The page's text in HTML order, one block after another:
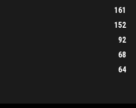
161
152
92
68
64